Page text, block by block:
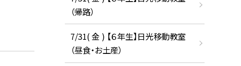
（帰路）
7/31( 金 ) 【６年生】日光移動教室
（昼食・お土産）